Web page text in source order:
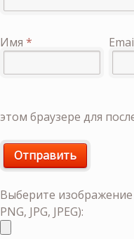
Имя *
этом браузере для
Выберите
PNG, JPG, JPEG):